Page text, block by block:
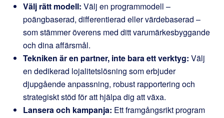
Välj rätt modell: Välj en programmodell –
poängbaserad, differentierad eller värdebaserad –
som stämmer överens med ditt varumärkesbyggande
och dina affärsmål.
Tekniken är en partner, inte bara ett verktyg: Välj
en dedikerad lojalitetslösning som erbjuder
djupgående anpassning, robust rapportering och
strategiskt stöd för att hjälpa dig att växa.
Lansera och kampanja: Ett framgångsrikt program